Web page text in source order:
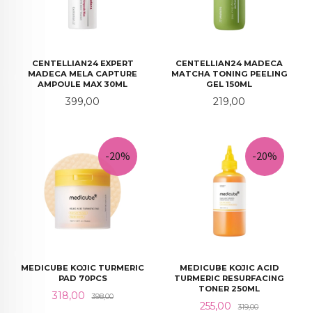
CENTELLIAN24 EXPERT
MADECA MELA CAPTURE
AMPOULE MAX 30ML
Pris
399,00
CENTELLIAN24 MADECA
MATCHA TONING PEELING
GEL 150ML
Pris
219,00
MEDICUBE KOJIC TURMERIC
PAD 70PCS
Tilbud
318,00 398,00Rabatt
-20%
MEDICUBE KOJIC ACID
TURMERIC RESURFACING
TONER 250ML
Tilbud
255,00 319,00Rabatt
-20%